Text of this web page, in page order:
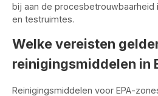
bij aan de procesbetrouwbaarheid
en testruimtes.
Welke vereisten
reinigingsmiddelen in
Reinigingsmiddelen voor EPA-